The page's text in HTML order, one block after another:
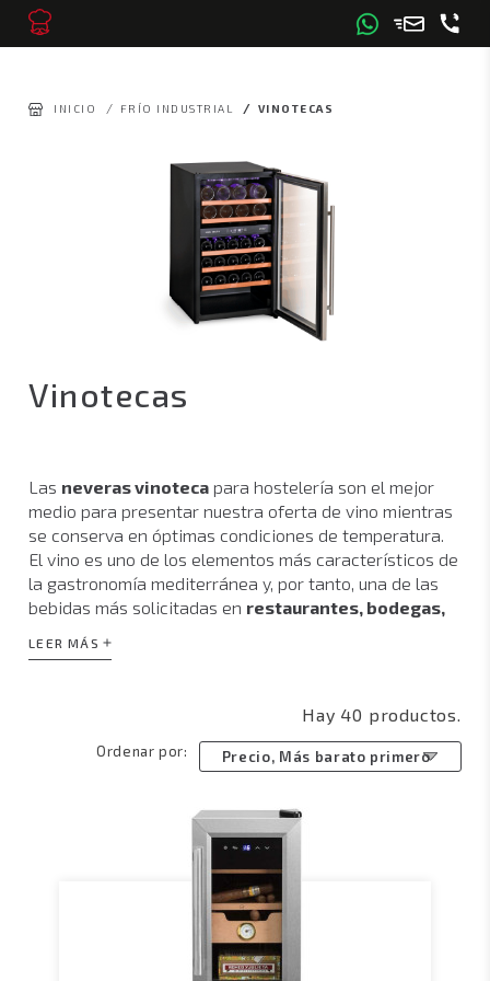
INICIO / FRÍO INDUSTRIAL / VINOTECAS
Vinotecas
Las neveras vinoteca para hostelería son el mejor
medio para presentar nuestra oferta de vino mientras
se conserva en óptimas condiciones de temperatura.
El vino es uno de los elementos más característicos de
la gastronomía mediterránea y, por tanto, una de las
bebidas más solicitadas en restaurantes, bodegas,
bares, licorerías, y enotecas
incluye modelos con distintos diseños y
características aunque tienen en común dos
elementos: unaexcelente visión internapara que
las botellas de vino sean debidamente expuestas y un
lugar en el que se ubican.
armarios vinotecaoarmarios para vino
principalmente utilizados en negocios de
hostelería, aunque también se utilizan en bodegas
particulares o espacios privados en los que se
comparte la pasión por el vino. Si desea conservar
LEER MÁS
Hay 40 productos.
Ordenar por: Precio, Más barato primero